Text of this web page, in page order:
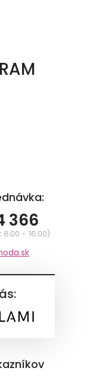
366
- 16:00)